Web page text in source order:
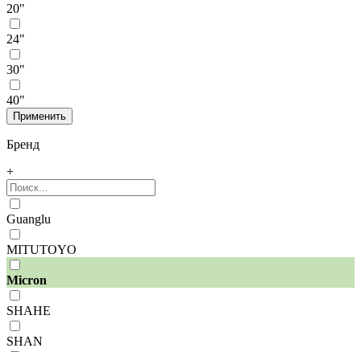
20"
24"
30"
40"
Бренд
+
Guanglu
MITUTOYO
Micron
SHAHE
SHAN